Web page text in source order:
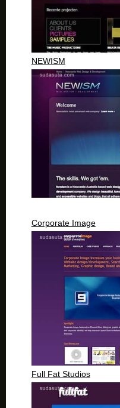
NEWISM
Corporate Image
Full Fat Studios